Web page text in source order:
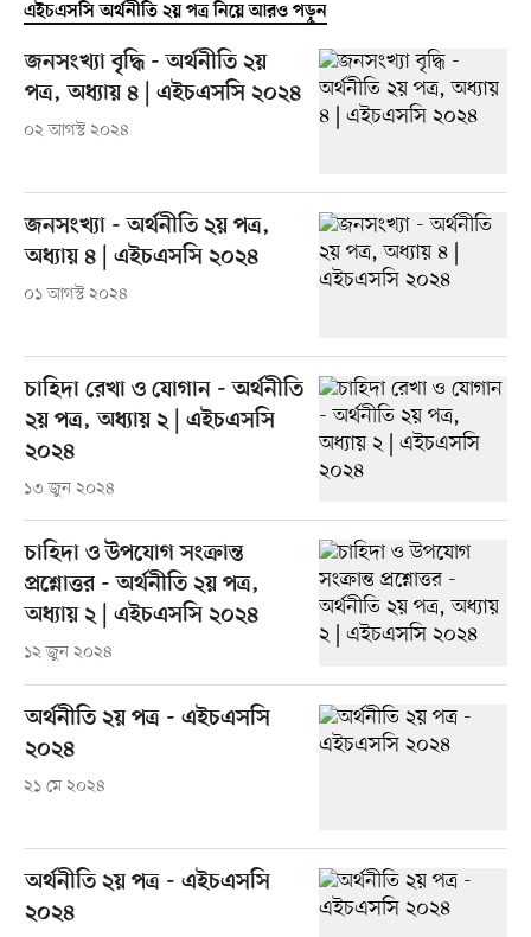
এইচএসসি অর্থনীতি ২য় পত্র নিয়ে আরও পড়ুন
জনসংখ্যা বৃদ্ধি - অর্থনীতি ২য়
পত্র, অধ্যায় ৪ | এইচএসসি ২০২৪
০২ আগস্ট ২০২৪
জনসংখ্যা - অর্থনীতি ২য় পত্র,
অধ্যায় ৪ | এইচএসসি ২০২৪
০১ আগস্ট ২০২৪
চাহিদা রেখা ও যোগান - অর্থনীতি
২য় পত্র, অধ্যায় ২ | এইচএসসি
২০২৪
১৩ জুন ২০২৪
চাহিদা ও উপযোগ সংক্রান্ত
প্রশ্নোত্তর - অর্থনীতি ২য় পত্র,
অধ্যায় ২ | এইচএসসি ২০২৪
১২ জুন ২০২৪
অর্থনীতি ২য় পত্র - এইচএসসি
২০২৪
২১ মে ২০২৪
অর্থনীতি ২য় পত্র - এইচএসসি
২০২৪